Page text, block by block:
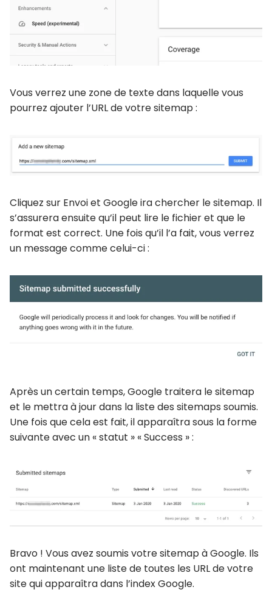
Vous verrez une zone de texte dans laquelle vous
pourrez ajouter l’URL de votre sitemap :
Cliquez sur Envoi et Google ira chercher le sitemap. Il
s’assurera ensuite qu’il peut lire le fichier et que le
format est correct. Une fois qu’il l’a fait, vous verrez
un message comme celui-ci :
Après un certain temps, Google traitera le sitemap
et le mettra à jour dans la liste des sitemaps soumis.
Une fois que cela est fait, il apparaîtra sous la forme
suivante avec un « statut » « Success » :
Bravo ! Vous avez soumis votre sitemap à Google. Ils
ont maintenant une liste de toutes les URL de votre
site qui apparaîtra dans l’index Google.